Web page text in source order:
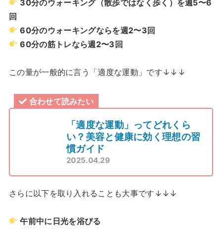
30分のウォーキング（散歩ではなく歩く）を週5〜6
回
60分のウォーキングならを週2〜3回
60分の筋トレなら週2〜3回
この量が一般的に言う「適度な運動」です↓↓↓
合わせて読みたい
「適度な運動」ってどれくら
い？美容と健康に効く理想の習
慣ガイド
2025.04.29
さらに以下を取り入れることも大事です↓↓↓
午前中に日光を浴びる